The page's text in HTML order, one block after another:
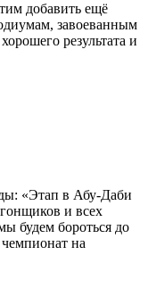
добавить ещё
завоеванным
результата и
«Этап в Абу-Даби
и всех
будем бороться до
на